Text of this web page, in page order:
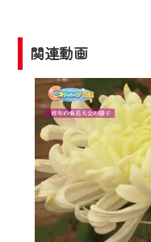
関連動画
2024年9月24日
ビス向上のため
『CCNet Web
一部コンテンツ
CCNetサービ
ページ※』への
す。
何卒、ご理解ご
いたします。